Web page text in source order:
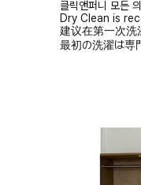
클릭앤퍼니 모든
Dry Clean is
建议在第一次洗
最初の洗濯は専